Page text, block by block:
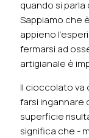
quando si parla
Sappiamo che
appieno
fermarsi ad
artigianale è
Il cioccolato va
farsi ingannare
superficie
significa che -